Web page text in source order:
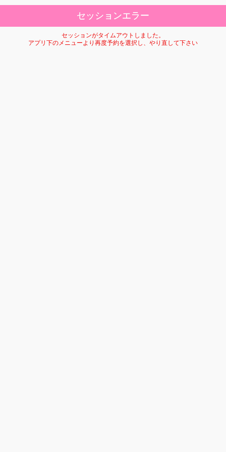
セッションエラー
セッションがタイムアウトしました。
アプリ下のメニューより再度予約を選択し、やり直して下さい